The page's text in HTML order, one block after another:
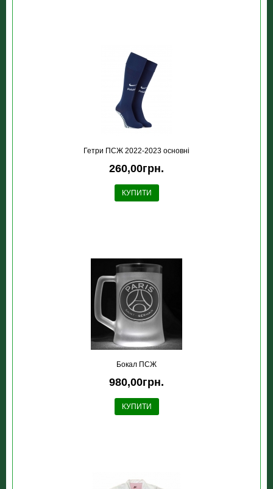
Гетри ПСЖ 2022-2023 основні
260,00грн.
КУПИТИ
Бокал ПСЖ
980,00грн.
КУПИТИ